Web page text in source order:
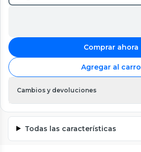
Comprar ahora
Agregar al carro
Cambios y devoluciones
Todas las características